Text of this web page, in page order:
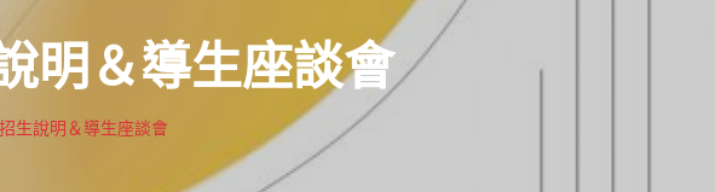
明＆導生座談會
生說明＆導生座談會